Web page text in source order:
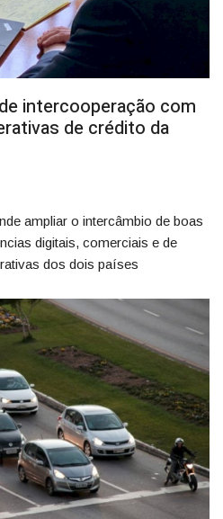
intercooperação com
de crédito da
ampliar o intercâmbio de boas
digitais, comerciais e de
dos dois países